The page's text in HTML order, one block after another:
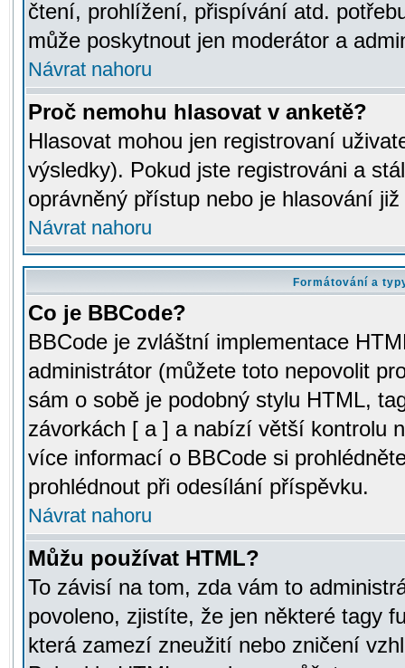
čtení, prohlížení, přispívání atd.
může poskytnout jen moderátor a
Návrat nahoru
Proč nemohu hlasovat v anketě?
Hlasovat mohou jen registrovaní
výsledky). Pokud jste registrováni a
oprávněný přístup nebo je hlasování
Návrat nahoru
Formátování a
Co je BBCode?
BBCode je zvláštní implementace
administrátor (můžete toto nepovolit
sám o sobě je podobný stylu HTML,
závorkách [ a ] a nabízí větší kontrolu
více informací o BBCode si
prohlédnout při odesílání příspěvku.
Návrat nahoru
Můžu používat HTML?
To závisí na tom, zda vám to
povoleno, zjistíte, že jen některé tagy
která zamezí zneužití nebo zničení